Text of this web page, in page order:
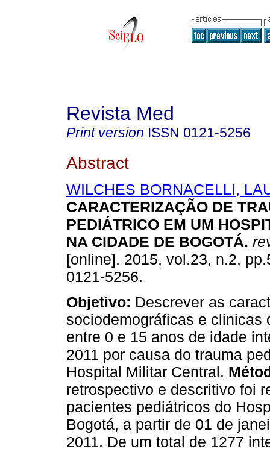
Revista Med
Print version ISSN 0121-5256
Abstract
WILCHES BORNACELLI,
CARACTERIZAÇÃO DE
PEDIÁTRICO EM UM
NA CIDADE DE BOGOTÁ.
[online]. 2015, vol.23, n.2,
0121-5256.
Objetivo: Descrever as
sociodemográficas e clinicas
entre 0 e 15 anos de idade
2011 por causa do trauma
Hospital Militar Central.
retrospectivo e descritivo foi
pacientes pediátricos do
Bogotá, a partir de 01 de
2011. De um total de 1277